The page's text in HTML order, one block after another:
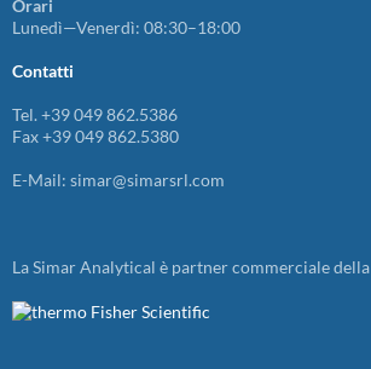
Orari
Lunedì—Venerdì: 08:30–18:00
Contatti
Tel. +39 049 862.5386
Fax +39 049 862.5380
E-Mail: simar@simarsrl.com
La Simar Analytical è partner commerciale della